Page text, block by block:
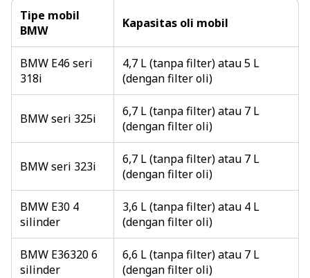
Tipe mobil
BMW
Kapasitas oli mobil
BMW E46 seri
318i
4,7 L (tanpa filter) atau 5 L
(dengan filter oli)
BMW seri 325i
6,7 L (tanpa filter) atau 7 L
(dengan filter oli)
BMW seri 323i
6,7 L (tanpa filter) atau 7 L
(dengan filter oli)
BMW E30 4
silinder
3,6 L (tanpa filter) atau 4 L
(dengan filter oli)
BMW E36320 6
silinder
6,6 L (tanpa filter) atau 7 L
(dengan filter oli)